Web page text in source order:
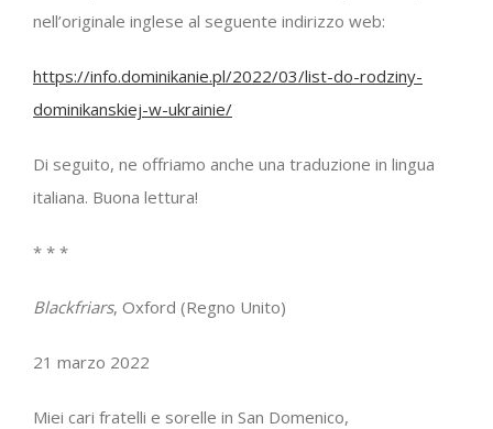
nell’originale inglese al seguente indirizzo web:
https://info.dominikanie.pl/2022/03/list-do-rodziny-
dominikanskiej-w-ukrainie/
Di seguito, ne offriamo anche una traduzione in lingua
italiana. Buona lettura!
* * *
Blackfriars, Oxford (Regno Unito)
21 marzo 2022
Miei cari fratelli e sorelle in San Domenico,